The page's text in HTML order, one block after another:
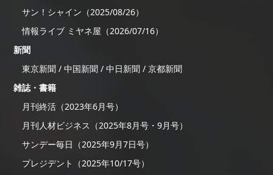
サン！シャイン（2025/08/26）
情報ライブ ミヤネ屋（2026/07/16）
新聞
東京新聞 / 中国新聞 / 中日新聞 / 京都新聞
雑誌・書籍
月刊終活（2023年6月号）
月刊人材ビジネス（2025年8月号・9月号）
サンデー毎日（2025年9月7日号）
プレジデント（2025年10/17号）